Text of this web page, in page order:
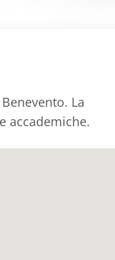
La
accademiche.